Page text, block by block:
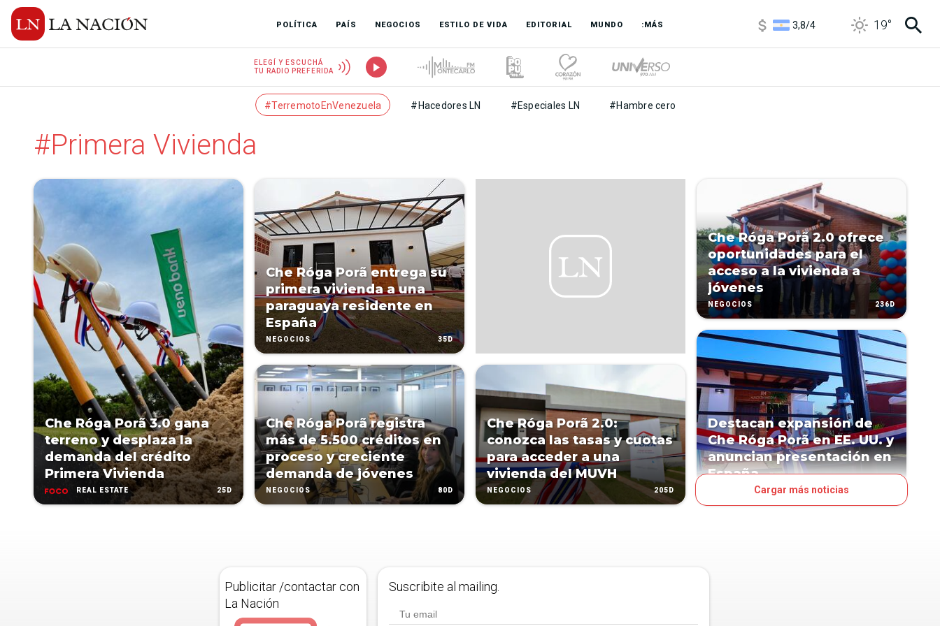
POLÍTICA PAÍS NEGOCIOS ESTILO DE VIDA EDITORIAL MUNDO :MÁS
3,8/4
19°
ELEGÍ Y ESCUCHÁ
TU RADIO PREFERIDA
#TerremotoEnVenezuela #Hacedores LN #Especiales LN #Hambre cero
#Primera Vivienda
Che Róga Porã 3.0 gana
terreno y desplaza la
demanda del crédito
Primera Vivienda
REAL ESTATE 25D
Che Róga Porã entrega su
primera vivienda a una
paraguaya residente en
España
NEGOCIOS 35D
Che Róga Porã registra
más de 5.500 créditos en
proceso y creciente
demanda de jóvenes
NEGOCIOS 80D
Che Róga Porã 2.0:
conozca las tasas y cuotas
para acceder a una
vivienda del MUVH
NEGOCIOS 205D
Che Róga Porã 2.0 ofrece
oportunidades para el
acceso a la vivienda a
jóvenes
NEGOCIOS 236D
Destacan expansión de
Che Róga Porã en EE. UU. y
anuncian presentación en
España
Cargar más noticias
Publicitar /contactar con
La Nación
Suscribite al mailing.